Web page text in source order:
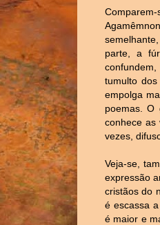
parte, a
tumulto
empolga
poemas. O
conhece as
vezes,
Veja-se,
expressão
cristãos do
é escassa
é maior e